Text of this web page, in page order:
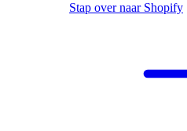
Stap over naar Shopify